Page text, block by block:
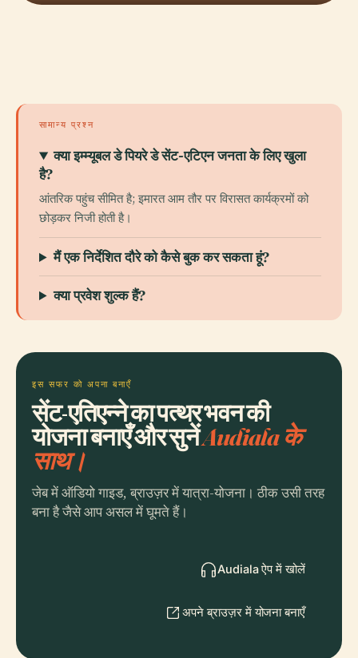
सामान्य प्रश्न
क्या इम्म्यूबल डे पियरे डे सेंट-एटिएन जनता के लिए खुला
है?
आंतरिक पहुंच सीमित है; इमारत आम तौर पर विरासत कार्यक्रमों को
छोड़कर निजी होती है।
मैं एक निर्देशित दौरे को कैसे बुक कर सकता हूं?
क्या प्रवेश शुल्क हैं?
इस सफर को अपना बनाएँ
सेंट-एतिएन्ने का पत्थर भवन की
योजना बनाएँ और सुनेंAudiala के
साथ।
जेब में ऑडियो गाइड, ब्राउज़र में यात्रा-योजना। ठीक उसी तरह
बना है जैसे आप असल में घूमते हैं।
Audiala ऐप में खोलें
अपने ब्राउज़र में योजना बनाएँ